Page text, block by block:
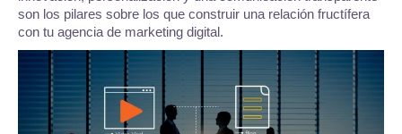
son los pilares sobre los que construir una relación fructífera
con tu agencia de marketing digital.